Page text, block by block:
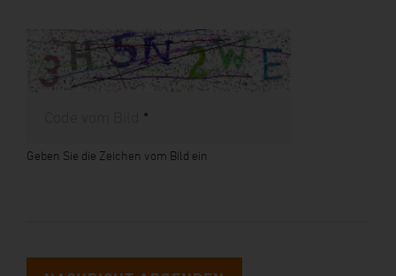
*
Geben Sie die Zeichen vom Bild ein